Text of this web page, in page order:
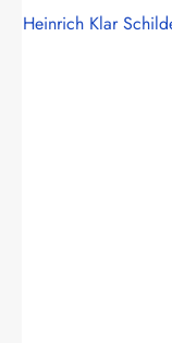
Heinrich Klar